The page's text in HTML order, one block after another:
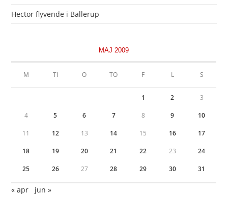
Hector flyvende i Ballerup
MAJ 2009
M TI O TO F L S
1 2 3
4 5 6 7 8 9 10
11 12 13 14 15 16 17
18 19 20 21 22 23 24
25 26 27 28 29 30 31
« apr jun »